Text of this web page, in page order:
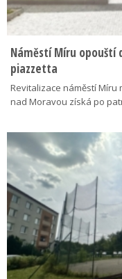
Náměstí Míru opouští
piazzetta
Revitalizace náměstí Míru
nad Moravou získá po